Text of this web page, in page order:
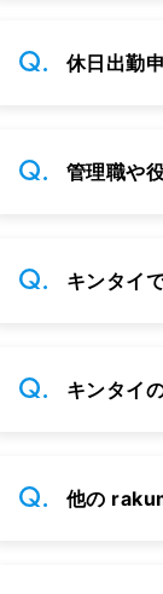
休日出勤
管理職や
キンタイ
キンタイ
他の